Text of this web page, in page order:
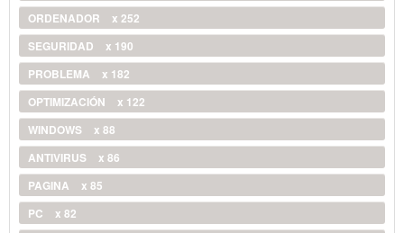
ORDENADOR
x 252
SEGURIDAD
x 190
PROBLEMA
x 182
OPTIMIZACIÓN
x 122
WINDOWS
x 88
ANTIVIRUS
x 86
PAGINA
x 85
PC
x 82